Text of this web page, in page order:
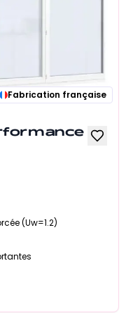
Fabrication française
(Uw=1.2)